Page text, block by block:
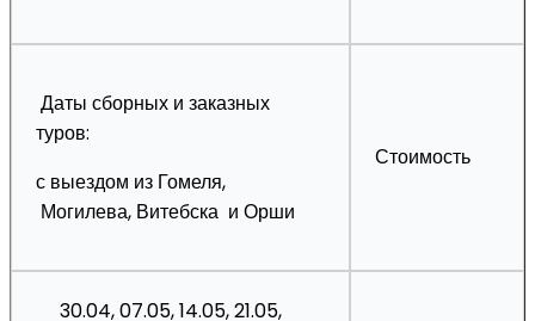
Даты сборных и заказных
туров:
с выездом из Гомеля,
Могилева, Витебска и Орши
Стоимость
30.04, 07.05, 14.05, 21.05,